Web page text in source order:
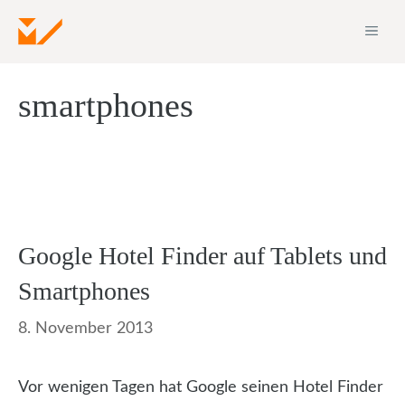
Inhalt
smartphones
Google Hotel Finder auf Tablets und
Smartphones
8. November 2013
Vor wenigen Tagen hat Google seinen Hotel Finder